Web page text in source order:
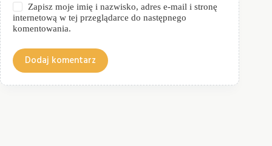
Zapisz moje imię i nazwisko, adres e-mail i stronę
internetową w tej przeglądarce do następnego
komentowania.
Dodaj komentarz